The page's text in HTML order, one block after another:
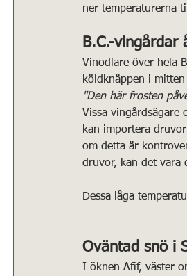
ner temperaturerna
B.C.-
Vinodlare över hela
köldknäppen i
"Den här frosten
Vissa vingårdsägare
kan importera
om detta är
druvor, kan det vara
Dessa låga
Oväntad snö i
I öknen Afif, väster